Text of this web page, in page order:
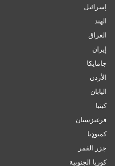
إسرائیل
الهند
العراق
إيران
جامايكا
الأردن
اليابان
كينيا
قرغيزستان
کمبوډیا
جزر القمر
كوريا الجنوبية